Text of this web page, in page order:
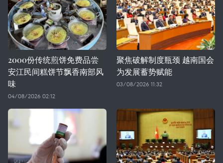
2000份传统煎饼免费品尝
安江民间糕饼节飘香南部风
味
04/08/2026 02:12
聚焦破解制度瓶颈 越南国会
为发展蓄势赋能
03/08/2026 11:32